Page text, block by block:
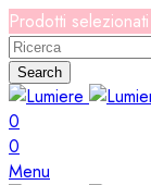
Prodotti
Search
0
0
Menu